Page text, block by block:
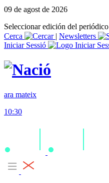
09 de agost de 2026
Seleccionar edición del periódico
Cerca
| Newsletters
Iniciar Sessió
ara mateix
10:30